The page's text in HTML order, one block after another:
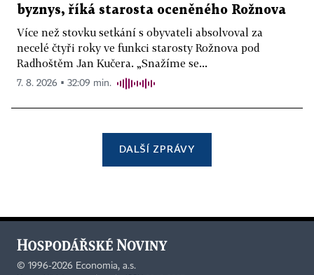
byznys, říká starosta oceněného Rožnova
Více než stovku setkání s obyvateli absolvoval za
necelé čtyři roky ve funkci starosty Rožnova pod
Radhoštěm Jan Kučera. „Snažíme se...
7. 8. 2026 ▪ 32:09 min.
DALŠÍ ZPRÁVY
© 1996-2026 Economia, a.s.